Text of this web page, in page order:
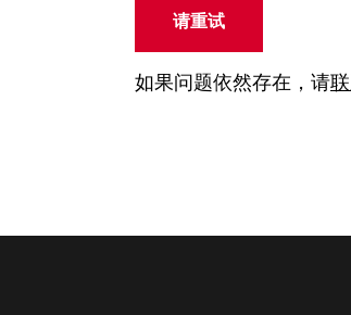
请重试
如果问题依然存在，请